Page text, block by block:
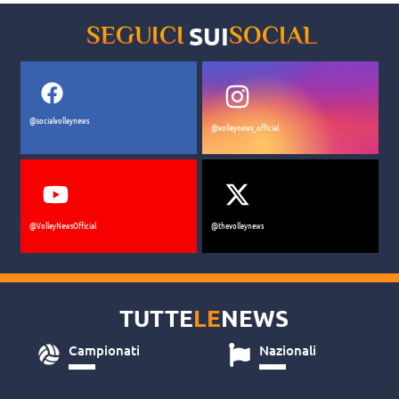
SEGUICI SUISOCIAL
@socialvolleynews
@volleynews_official
@VolleyNewsOfficial @thevolleynews
TUTTELENEWS
Campionati Nazionali